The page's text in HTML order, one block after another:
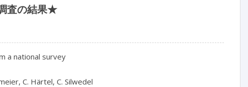
査の結果★
a national survey
C. Härtel, C. Silwedel